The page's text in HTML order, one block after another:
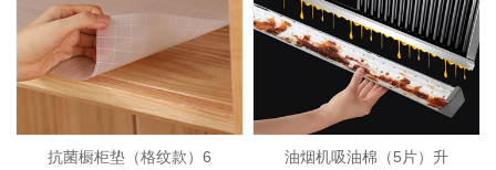
抗菌橱柜垫（格纹款）6
油烟机吸油棉（5片）升